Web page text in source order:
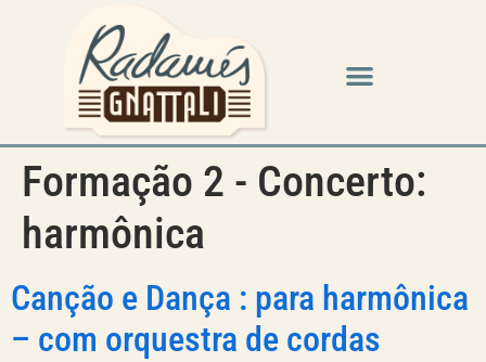
Formação 2 - Concerto:
harmônica
Canção e Dança : para harmônica
– com orquestra de cordas